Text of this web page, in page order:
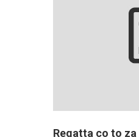
Regatta co to